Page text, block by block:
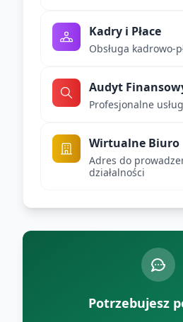
Kadry i Płace
Obsługa kadrowo-
Audyt
Profesjonalne
Wirtualne Biuro
Adres do
działalności
Potrzebujesz